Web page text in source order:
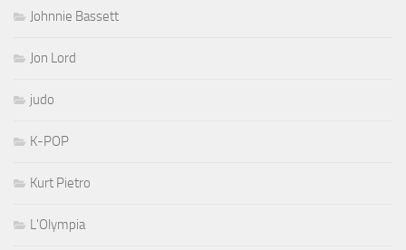
Johnnie Bassett
Jon Lord
judo
K-POP
Kurt Pietro
L'Olympia